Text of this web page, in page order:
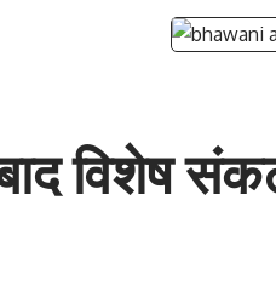
विशेष